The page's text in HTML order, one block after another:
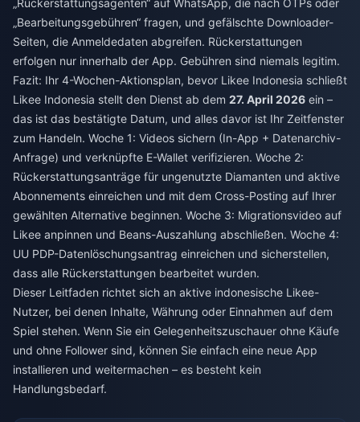
„Rückerstattungsagenten“ auf WhatsApp, die nach OTPs oder
„Bearbeitungsgebühren“ fragen, und gefälschte Downloader-
Seiten, die Anmeldedaten abgreifen. Rückerstattungen
erfolgen nur innerhalb der App. Gebühren sind niemals legitim.
Fazit: Ihr 4-Wochen-Aktionsplan, bevor Likee Indonesia schließt
Likee Indonesia stellt den Dienst ab dem 27. April 2026 ein –
das ist das bestätigte Datum, und alles davor ist Ihr Zeitfenster
zum Handeln. Woche 1: Videos sichern (In-App + Datenarchiv-
Anfrage) und verknüpfte E-Wallet verifizieren. Woche 2:
Rückerstattungsanträge für ungenutzte Diamanten und aktive
Abonnements einreichen und mit dem Cross-Posting auf Ihrer
gewählten Alternative beginnen. Woche 3: Migrationsvideo auf
Likee anpinnen und Beans-Auszahlung abschließen. Woche 4:
UU PDP-Datenlöschungsantrag einreichen und sicherstellen,
dass alle Rückerstattungen bearbeitet wurden.
Dieser Leitfaden richtet sich an aktive indonesische Likee-
Nutzer, bei denen Inhalte, Währung oder Einnahmen auf dem
Spiel stehen. Wenn Sie ein Gelegenheitszuschauer ohne Käufe
und ohne Follower sind, können Sie einfach eine neue App
installieren und weitermachen – es besteht kein
Handlungsbedarf.